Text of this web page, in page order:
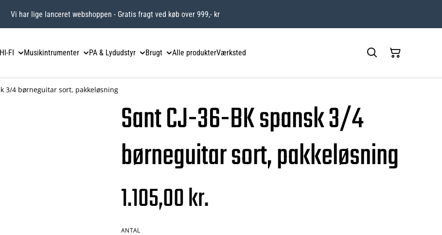
Vi har lige lanceret webshoppen - Gratis fragt ved køb over 999,- kr
HI-FI Musikintrumenter PA & Lydudstyr Brugt Alle produkterVærksted
3/4 børneguitar sort, pakkeløsning
Sant CJ-36-BK spansk 3/4
børneguitar sort, pakkeløsning
1.105,00 kr.
ANTAL